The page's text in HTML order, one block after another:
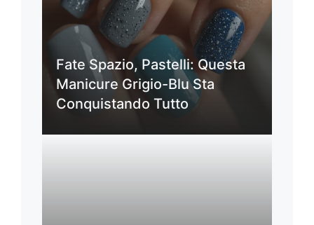
Fate Spazio, Pastelli: Questa
Manicure Grigio-Blu Sta
Conquistando Tutto